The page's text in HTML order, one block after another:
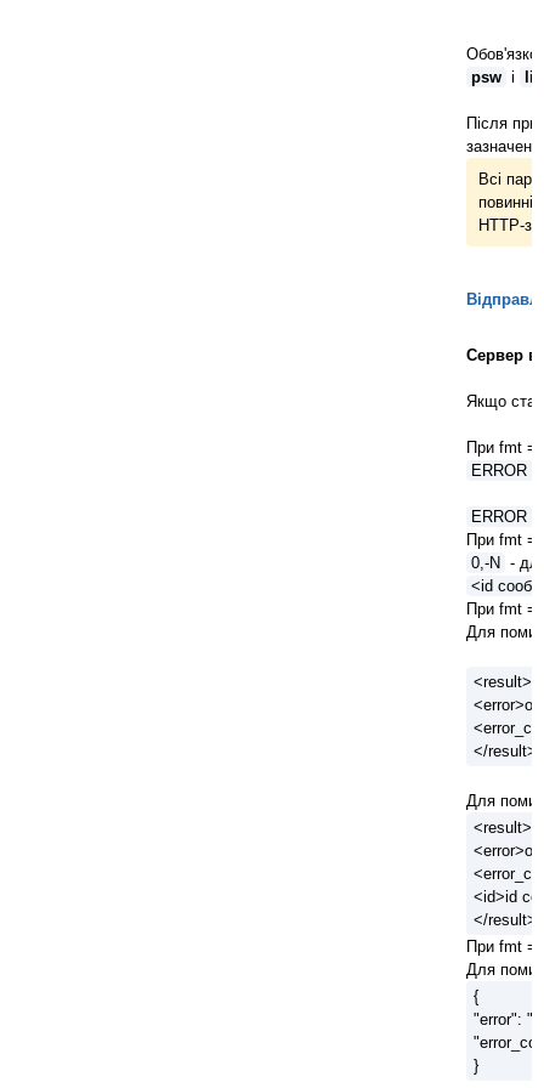
psw і
Після
Всі
повинні
HTTP-
Сервер
Якщо
При fmt =
ERROR
ERROR
При fmt =
0,-N -
<id
При fmt =
Для
<result>
</result>
Для
<result>
<id>id
</result>
При fmt =
Для
{
"error":
}